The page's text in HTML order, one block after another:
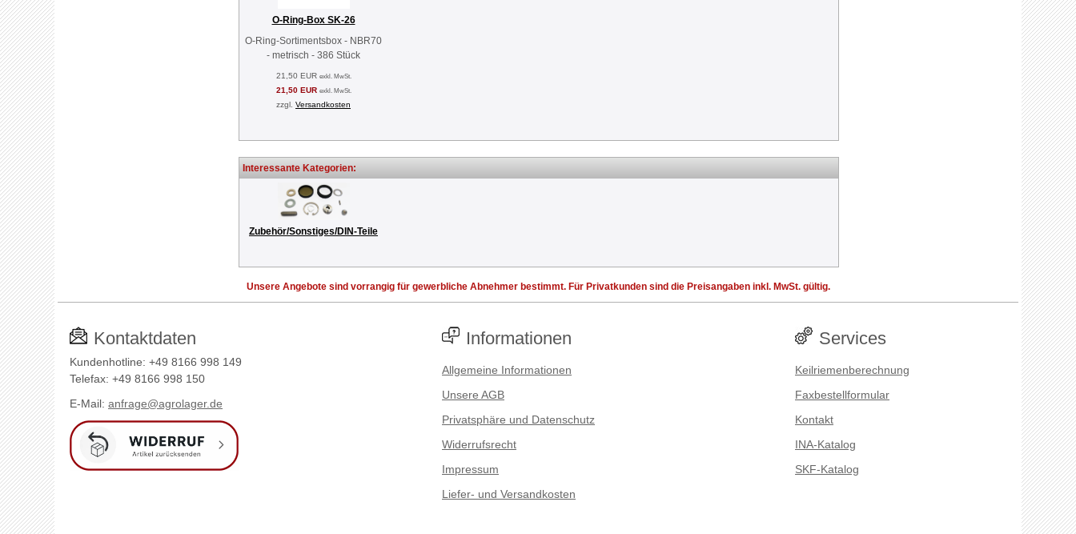
O-Ring-Box SK-26
O-Ring-Sortimentsbox - NBR70
- metrisch - 386 Stück
21,50 EUR exkl. MwSt.
21,50 EUR exkl. MwSt.
zzgl. Versandkosten
Interessante Kategorien:
Zubehör/Sonstiges/DIN-Teile
Unsere Angebote sind vorrangig für gewerbliche Abnehmer bestimmt. Für Privatkunden sind die Preisangaben inkl. MwSt. gültig.
Kontaktdaten
Kundenhotline: +49 8166 998 149
Telefax: +49 8166 998 150
E-Mail: anfrage@agrolager.de
Informationen
Allgemeine Informationen
Unsere AGB
Privatsphäre und Datenschutz
Widerrufsrecht
Impressum
Liefer- und Versandkosten
Services
Keilriemenberechnung
Faxbestellformular
Kontakt
INA-Katalog
SKF-Katalog